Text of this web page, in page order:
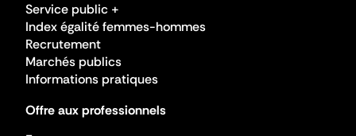
Service public +
Index égalité femmes-hommes
Recrutement
Marchés publics
Informations pratiques
Offre aux professionnels